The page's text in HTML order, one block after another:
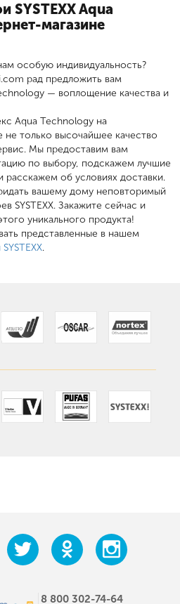
SYSTEXX Aqua
магазине
особую индивидуальность?
рад предложить вам
— воплощение качества и
Aqua Technology на
только высочайшее качество
Мы предоставим вам
по выбору, подскажем лучшие
расскажем об условиях доставки.
вашему дому неповторимый
SYSTEXX. Закажите сейчас и
уникального продукта!
представленные в нашем
.
8 800 302-74-64